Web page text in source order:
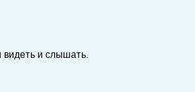
видеть и слышать.